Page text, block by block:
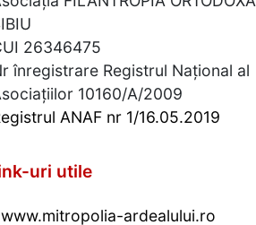
26346475
înregistrare Registrul Național al
10160/A/2009
ANAF nr 1/16.05.2019
uri utile
www.mitropolia-ardealului.ro